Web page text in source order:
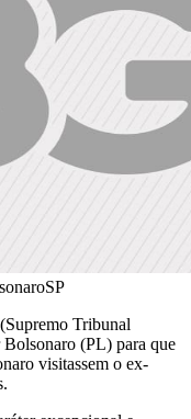
Tribunal
Bolsonaro (PL) para que
visitassem o ex-